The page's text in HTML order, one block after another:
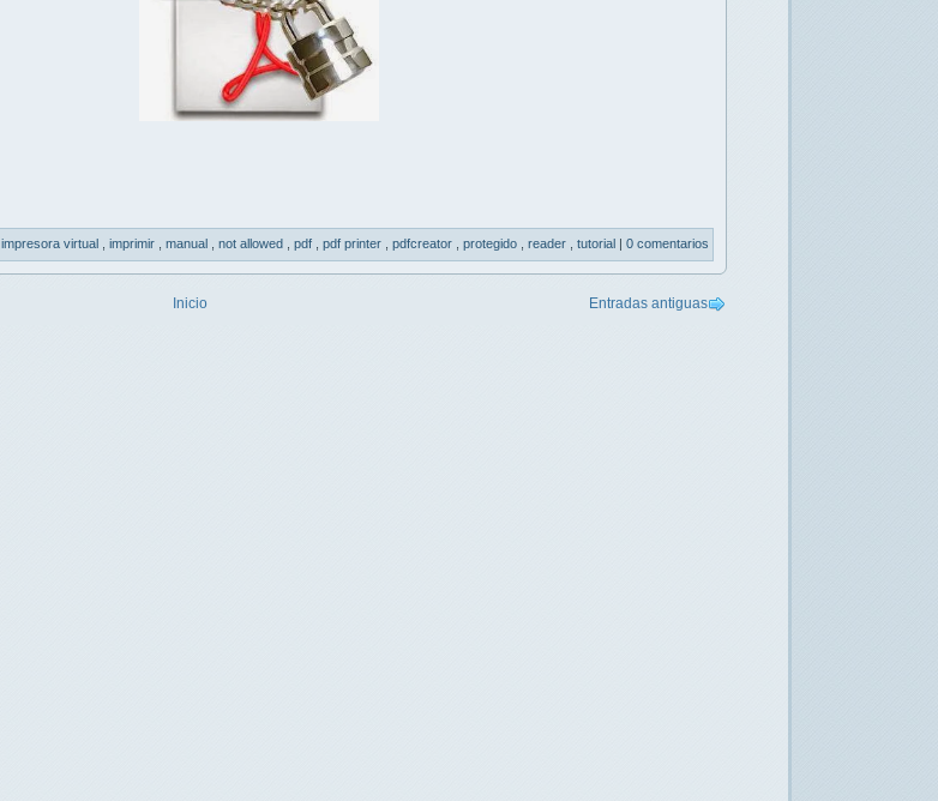
impresora virtual imprimir manual not allowed pdf pdf printer pdfcreator protegido reader tutorial | 0 comentarios
Entradas antiguas
Inicio